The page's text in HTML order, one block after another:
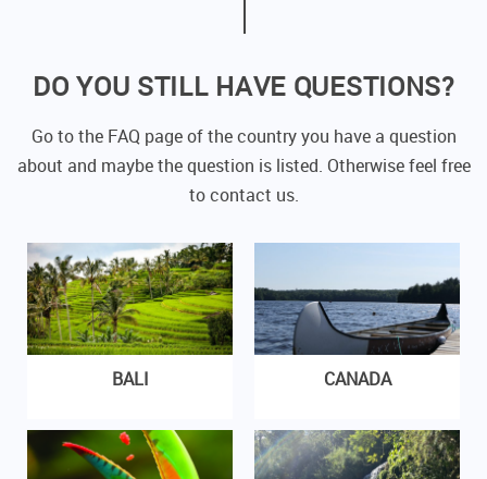
DO YOU STILL HAVE QUESTIONS?
Go to the FAQ page of the country you have a question
about and maybe the question is listed. Otherwise feel free
to contact us.
BALI CANADA